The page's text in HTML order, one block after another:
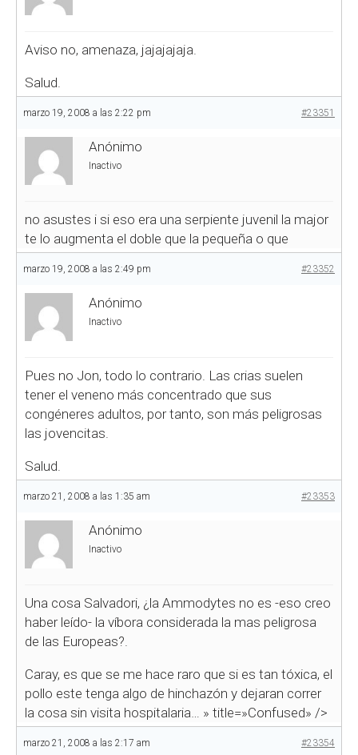
Aviso no, amenaza, jajajajaja.
Salud.
marzo 19, 2008 a las 2:22 pm #23351
Anónimo
Inactivo
no asustes i si eso era una serpiente juvenil la major
te lo augmenta el doble que la pequeña o que
marzo 19, 2008 a las 2:49 pm #23352
Anónimo
Inactivo
Pues no Jon, todo lo contrario. Las crias suelen
tener el veneno más concentrado que sus
congéneres adultos, por tanto, son más peligrosas
las jovencitas.
Salud.
marzo 21, 2008 a las 1:35 am #23353
Anónimo
Inactivo
Una cosa Salvadori, ¿la Ammodytes no es -eso creo
haber leído- la víbora considerada la mas peligrosa
de las Europeas?.
Caray, es que se me hace raro que si es tan tóxica, el
pollo este tenga algo de hinchazón y dejaran correr
la cosa sin visita hospitalaria… » title=»Confused» />
marzo 21, 2008 a las 2:17 am #23354